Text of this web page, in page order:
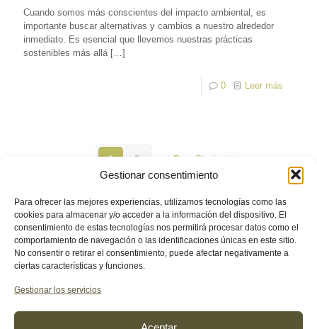
Gestionar consentimiento
Para ofrecer las mejores experiencias, utilizamos tecnologías como las
cookies para almacenar y/o acceder a la información del dispositivo. El
consentimiento de estas tecnologías nos permitirá procesar datos como el
comportamiento de navegación o las identificaciones únicas en este sitio.
No consentir o retirar el consentimiento, puede afectar negativamente a
ciertas características y funciones.
Gestionar los servicios
Cuando somos más conscientes del impacto ambiental, es
importante buscar alternativas y cambios a nuestro alrededor
inmediato. Es esencial que llevemos nuestras prácticas
sostenibles más allá […]
0 Leer más
1 2 Pag. Siguiente
© 2026 econaturalhome.com. Todos los derechos
reservados.
Web diseñada por